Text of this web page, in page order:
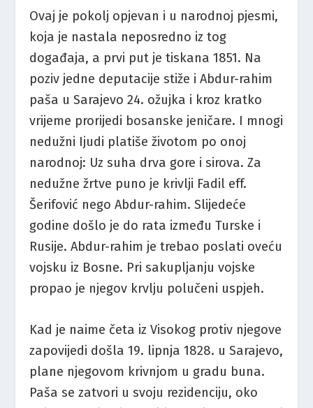
Ovaj je pokolj opjevan i u narodnoj pjesmi,
koja je nastala neposredno iz tog
događaja, a prvi put je tiskana 1851. Na
poziv jedne deputacije stiže i Abdur-rahim
paša u Sarajevo 24. ožujka i kroz kratko
vrijeme prorijedi bosanske jeničare. I mnogi
nedužni Ijudi platiše životom po onoj
narodnoj: Uz suha drva gore i sirova. Za
nedužne žrtve puno je krivlji Fadil eff.
Šerifović nego Abdur-rahim. Slijedeće
godine došlo je do rata između Turske i
Rusije. Abdur-rahim je trebao poslati oveću
vojsku iz Bosne. Pri sakupljanju vojske
propao je njegov krvlju polučeni uspjeh.
Kad je naime četa iz Visokog protiv njegove
zapovijedi došla 19. lipnja 1828. u Sarajevo,
plane njegovom krivnjom u gradu buna.
Paša se zatvori u svoju rezidenciju, oko